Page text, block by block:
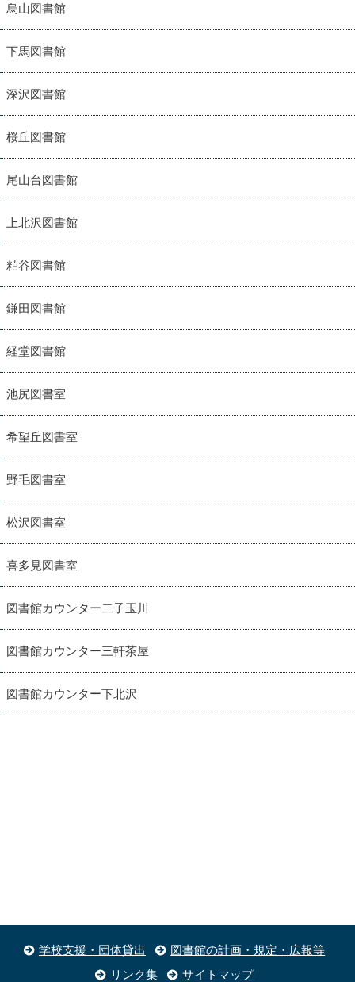
烏山図書館
下馬図書館
深沢図書館
桜丘図書館
尾山台図書館
上北沢図書館
粕谷図書館
鎌田図書館
経堂図書館
池尻図書室
希望丘図書室
野毛図書室
松沢図書室
喜多見図書室
図書館カウンター二子玉川
図書館カウンター三軒茶屋
図書館カウンター下北沢
学校支援・団体貸出
図書館の計画・規定・広報等
リンク集
サイトマップ